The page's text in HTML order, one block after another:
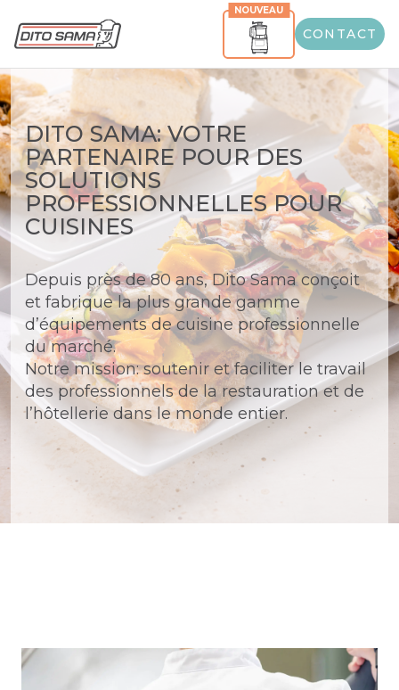
NOUVEAU
CONTACT
DITO SAMA: VOTRE
PARTENAIRE POUR DES
SOLUTIONS
PROFESSIONNELLES POUR
CUISINES
Depuis près de 80 ans, Dito Sama conçoit
et fabrique la plus grande gamme
d’équipements de cuisine professionnelle
du marché.
Notre mission: soutenir et faciliter le travail
des professionnels de la restauration et de
l’hôtellerie dans le monde entier.